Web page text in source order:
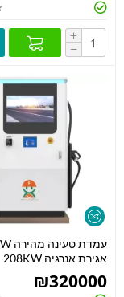
+
−
אגירת אנרגיה 208KW
₪320000